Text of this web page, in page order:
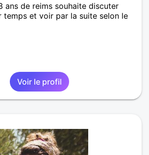
ans de reims souhaite discuter
temps et voir par la suite selon le
Voir le profil